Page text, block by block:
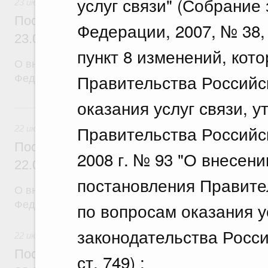
услуг связи" (Собрание
Федерации, 2007, № 38,
пункт 8 изменений,
Правительства
оказания услуг связи,
Правительства
2008 г. № 93 "О
постановления
по вопросам оказания
законодательства
ст. 749) ;
Постановление Правительства
23.07.2026 г. № 929
О внесении изменений в постановление
Федерации от 24 декабря 2021 г. № 2439
22 июля, среда
Постановление Правительства
22.07.2026 г. № 921
О внесении изменений в постановление
Постановление Правительства